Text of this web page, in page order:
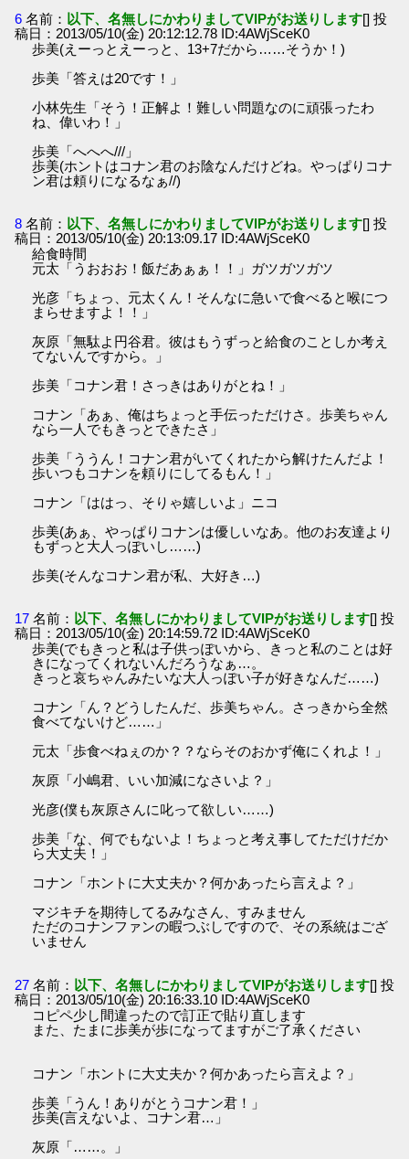
6 名前： 以下、名無しにかわりましてVIPがお送りします[] 投
稿日：2013/05/10(金) 20:12:12.78 ID:4AWjSceK0
歩美(えーっとえーっと、13+7だから……そうか！)
歩美「答えは20です！」
小林先生「そう！正解よ！難しい問題なのに頑張ったわ
ね、偉いわ！」
歩美「へへへ///」
歩美(ホントはコナン君のお陰なんだけどね。やっぱりコナ
ン君は頼りになるなぁ//)
8 名前： 以下、名無しにかわりましてVIPがお送りします[] 投
稿日：2013/05/10(金) 20:13:09.17 ID:4AWjSceK0
給食時間
元太「うおおお！飯だあぁぁ！！」ガツガツガツ
光彦「ちょっ、元太くん！そんなに急いで食べると喉につ
まらせますよ！！」
灰原「無駄よ円谷君。彼はもうずっと給食のことしか考え
てないんですから。」
歩美「コナン君！さっきはありがとね！」
コナン「あぁ、俺はちょっと手伝っただけさ。歩美ちゃん
なら一人でもきっとできたさ」
歩美「ううん！コナン君がいてくれたから解けたんだよ！
歩いつもコナンを頼りにしてるもん！」
コナン「ははっ、そりゃ嬉しいよ」ニコ
歩美(あぁ、やっぱりコナンは優しいなあ。他のお友達より
もずっと大人っぽいし……)
歩美(そんなコナン君が私、大好き…)
17 名前： 以下、名無しにかわりましてVIPがお送りします[] 投
稿日：2013/05/10(金) 20:14:59.72 ID:4AWjSceK0
歩美(でもきっと私は子供っぽいから、きっと私のことは好
きになってくれないんだろうなぁ…。
きっと哀ちゃんみたいな大人っぽい子が好きなんだ……)
コナン「ん？どうしたんだ、歩美ちゃん。さっきから全然
食べてないけど……」
元太「歩食べねぇのか？？ならそのおかず俺にくれよ！」
灰原「小嶋君、いい加減になさいよ？」
光彦(僕も灰原さんに叱って欲しい……)
歩美「な、何でもないよ！ちょっと考え事してただけだか
ら大丈夫！」
コナン「ホントに大丈夫か？何かあったら言えよ？」
マジキチを期待してるみなさん、すみません
ただのコナンファンの暇つぶしですので、その系統はござ
いません
27 名前： 以下、名無しにかわりましてVIPがお送りします[] 投
稿日：2013/05/10(金) 20:16:33.10 ID:4AWjSceK0
コピペ少し間違ったので訂正で貼り直します
また、たまに歩美が歩になってますがご了承ください
コナン「ホントに大丈夫か？何かあったら言えよ？」
歩美「うん！ありがとうコナン君！」
歩美(言えないよ、コナン君…」
灰原「……。」